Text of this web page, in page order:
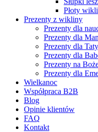
Płoty
Prezenty z wikliny
Prezenty dla
Prezenty dla
Prezenty dla Taty
Prezenty dla
Prezenty na
Prezenty dla
Wielkanoc
Współpraca B2B
Blog
Opinie klientów
FAQ
Kontakt